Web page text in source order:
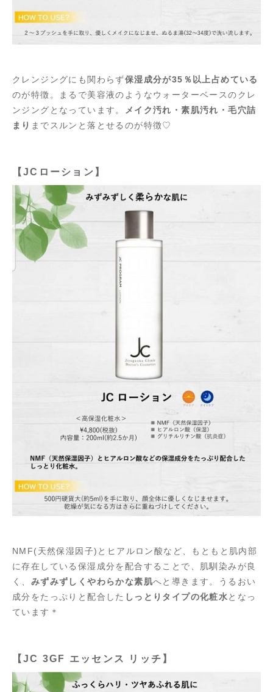
クレンジングにも関わらず保湿成分が35％以上占めている
のが特徴。まるで美容液のようなウォーターベースのクレ
ンジングとなっています。
メイク汚れ・素肌汚れ・毛穴詰
まり までスルンと落とせるのが特徴♡
【JCローション】
NMF(天然保湿因子)とヒアルロン酸など、もともと肌内部
に存在している保湿成分を配合することで、肌馴染みが良
く、 みずみずしくやわらかな素肌へと導きます。うるおい
成分をたっぷりと配合した しっとりタイプの化粧水となっ
ています＊
【JC 3GF エッセンス リッチ】